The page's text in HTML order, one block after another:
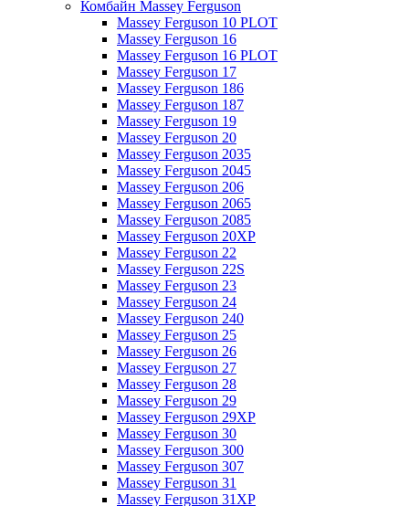
Комбайн Massey Ferguson
Massey Ferguson 10 PLOT
Massey Ferguson 16
Massey Ferguson 16 PLOT
Massey Ferguson 17
Massey Ferguson 186
Massey Ferguson 187
Massey Ferguson 19
Massey Ferguson 20
Massey Ferguson 2035
Massey Ferguson 2045
Massey Ferguson 206
Massey Ferguson 2065
Massey Ferguson 2085
Massey Ferguson 20XP
Massey Ferguson 22
Massey Ferguson 22S
Massey Ferguson 23
Massey Ferguson 24
Massey Ferguson 240
Massey Ferguson 25
Massey Ferguson 26
Massey Ferguson 27
Massey Ferguson 28
Massey Ferguson 29
Massey Ferguson 29XP
Massey Ferguson 30
Massey Ferguson 300
Massey Ferguson 307
Massey Ferguson 31
Massey Ferguson 31XP